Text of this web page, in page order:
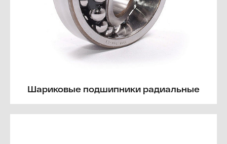
Шариковые подшипники радиальные